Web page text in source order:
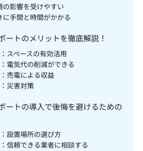
の影響を受けやすい
に手間と時間がかかる
ートのメリットを徹底解説！
スペースの有効活用
電気代の削減ができる
売電による収益
災害対策
ートの導入で後悔を避けるための
設置場所の選び方
信頼できる業者に相談する